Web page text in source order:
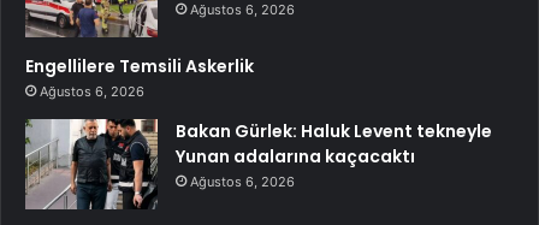
Ağustos 6, 2026
Engellilere Temsili Askerlik
Ağustos 6, 2026
Bakan Gürlek: Haluk Levent tekneyle
Yunan adalarına kaçacaktı
Ağustos 6, 2026